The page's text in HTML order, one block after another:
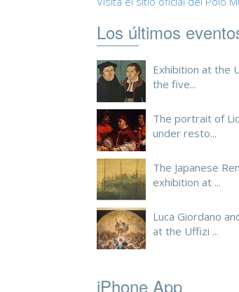
Los últimos
Exhibition at the
the five...
The portrait of
under resto...
The Japanese
exhibition at ...
Luca Giordano
at the Uffizi ...
iPhone App